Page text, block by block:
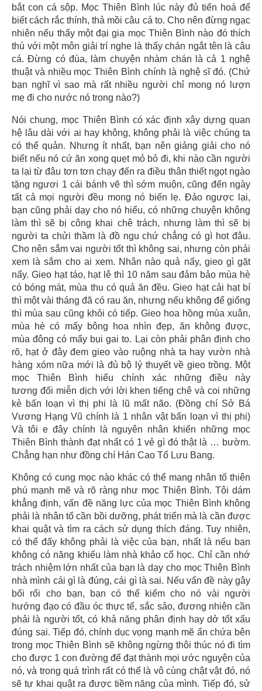
bắt con cá sộp. Mọc Thiên Bình lúc này đủ tiến hoá để
biết cách rắc thính, thả mồi câu cá to. Cho nên đừng ngạc
nhiên nếu thấy một đại gia mọc Thiên Bình nào đó thích
thú với một môn giải trí nghe là thấy chán ngắt tên là câu
cá. Đừng có đùa, làm chuyện nhàm chán là cả 1 nghệ
thuật và nhiều mọc Thiên Bình chính là nghệ sĩ đó. (Chứ
bạn nghĩ vì sao mà rất nhiều người chỉ mong nó lượn
mẹ đi cho nước nó trong nào?)
Nói chung, mọc Thiên Bình có xác định xây dựng quan
hệ lâu dài với ai hay không, không phải là việc chúng ta
có thể quản. Nhưng ít nhất, bạn nên giảng giải cho nó
biết nếu nó cứ ăn xong quẹt mỏ bỏ đi, khi nào cần người
ta lại từ đâu tơn tơn chạy đến ra điều thân thiết ngọt ngào
tặng ngươi 1 cái bánh vẽ thì sớm muộn, cũng đến ngày
tất cả mọi người đều mong nó biến lẹ. Đảo ngược lại,
bạn cũng phải dạy cho nó hiểu, có những chuyện không
làm thì sẽ bị công khai chê trách, nhưng làm thì sẽ bị
người ta chửi thầm là đồ ngu chứ chẳng có gì hot đâu.
Cho nên sắm vai người tốt thì không sai, nhưng còn phải
xem là sắm cho ai xem. Nhân nào quả nấy, gieo gì gặt
nấy. Gieo hạt táo, hạt lê thì 10 năm sau đảm bảo mùa hè
có bóng mát, mùa thu có quả ăn đều. Gieo hạt cải hạt bí
thì một vài tháng đã có rau ăn, nhưng nếu không để giống
thì mùa sau cũng khỏi có tiếp. Gieo hoa hồng mùa xuân,
mùa hè có mấy bông hoa nhìn đẹp, ăn không được,
mùa đông có mấy bụi gai to. Lại còn phải phân định cho
rõ, hạt ở đây đem gieo vào ruộng nhà ta hay vườn nhà
hàng xóm nữa mới là đủ bộ lý thuyết về gieo trồng. Một
mọc Thiên Bình hiểu chính xác những điều này
tương đối miễn dịch với lời khen tiếng chê và coi những
kẻ bấn loạn vì thị phi là lũ mất não. (Đồng chí Sở Bá
Vương Hạng Vũ chính là 1 nhân vật bấn loạn vì thị phi)
Và tôi e đây chính là nguyên nhân khiến những mọc
Thiên Bình thành đạt nhất có 1 vẻ gì đó thật là … bườm.
Chẳng hạn như đồng chí Hán Cao Tổ Lưu Bang.
Không có cung mọc nào khác có thể mang nhân tố thiên
phú mạnh mẽ và rõ ràng như mọc Thiên Bình. Tôi dám
khẳng định, vấn đề năng lực của mọc Thiên Bình không
phải là nhân tố cần bồi dưỡng, phát triển mà là cần được
khai quật và tìm ra cách sử dụng thích đáng. Tuy nhiên,
có thể đấy không phải là việc của bạn, nhất là nếu bạn
không có năng khiếu làm nhà khảo cổ học. Chỉ cần nhớ
trách nhiệm lớn nhất của bạn là dạy cho mọc Thiên Bình
nhà mình cái gì là đúng, cái gì là sai. Nếu vấn đề này gây
bối rối cho bạn, bạn có thể kiếm cho nó vài người
hướng đạo có đầu óc thực tế, sắc sảo, đương nhiên cần
phải là người tốt, có khả năng phân định hay dở tốt xấu
đúng sai. Tiếp đó, chính dục vọng mạnh mẽ ẩn chứa bên
trong mọc Thiên Bình sẽ không ngừng thôi thúc nó đi tìm
cho được 1 con đường để đạt thành mọi ước nguyện của
nó, và trong quá trình rất có thể là vô cùng chật vật đó, nó
sẽ tự khai quật ra được tiềm năng của mình. Tiếp đó, sử